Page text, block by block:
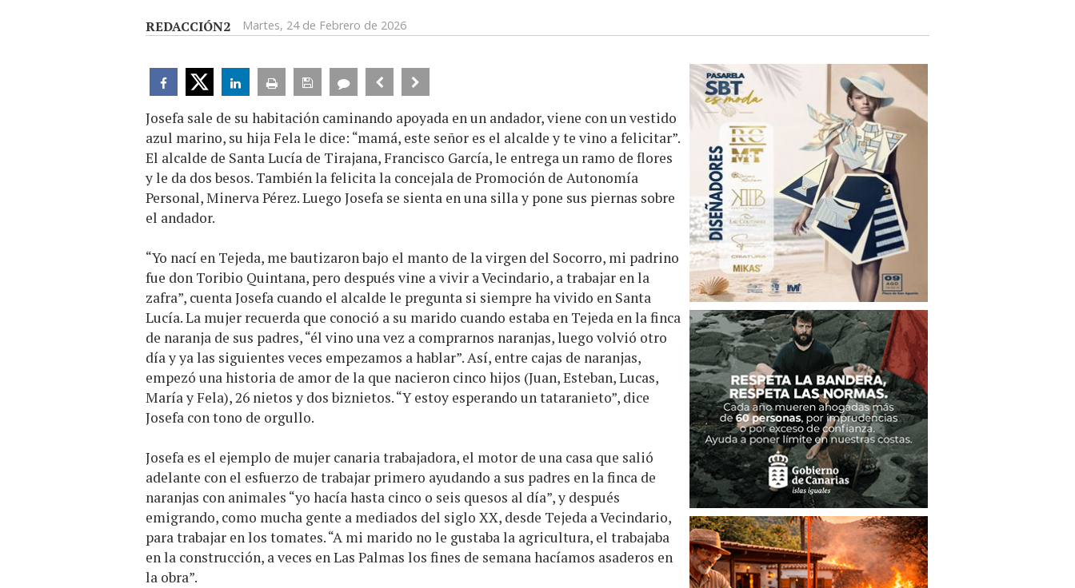
REDACCIÓN2 Martes, 24 de Febrero de 2026
Josefa sale de su habitación caminando apoyada en un andador, viene con un vestido
azul marino, su hija Fela le dice: “mamá, este señor es el alcalde y te vino a felicitar”.
El alcalde de Santa Lucía de Tirajana, Francisco García, le entrega un ramo de flores
y le da dos besos. También la felicita la concejala de Promoción de Autonomía
Personal, Minerva Pérez. Luego Josefa se sienta en una silla y pone sus piernas sobre
el andador.
“Yo nací en Tejeda, me bautizaron bajo el manto de la virgen del Socorro, mi padrino
fue don Toribio Quintana, pero después vine a vivir a Vecindario, a trabajar en la
zafra”, cuenta Josefa cuando el alcalde le pregunta si siempre ha vivido en Santa
Lucía. La mujer recuerda que conoció a su marido cuando estaba en Tejeda en la finca
de naranja de sus padres, “él vino una vez a comprarnos naranjas, luego volvió otro
día y ya las siguientes veces empezamos a hablar”. Así, entre cajas de naranjas,
empezó una historia de amor de la que nacieron cinco hijos (Juan, Esteban, Lucas,
María y Fela), 26 nietos y dos biznietos. “Y estoy esperando un tataranieto”, dice
Josefa con tono de orgullo.
Josefa es el ejemplo de mujer canaria trabajadora, el motor de una casa que salió
adelante con el esfuerzo de trabajar primero ayudando a sus padres en la finca de
naranjas con animales “yo hacía hasta cinco o seis quesos al día”, y después
emigrando, como mucha gente a mediados del siglo XX, desde Tejeda a Vecindario,
para trabajar en los tomates. “A mi marido no le gustaba la agricultura, el trabajaba
en la construcción, a veces en Las Palmas los fines de semana hacíamos asaderos en
la obra”.